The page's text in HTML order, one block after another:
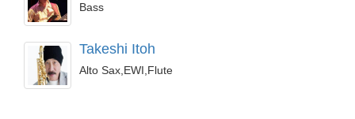
Bass
Takeshi Itoh
Alto Sax,EWI,Flute